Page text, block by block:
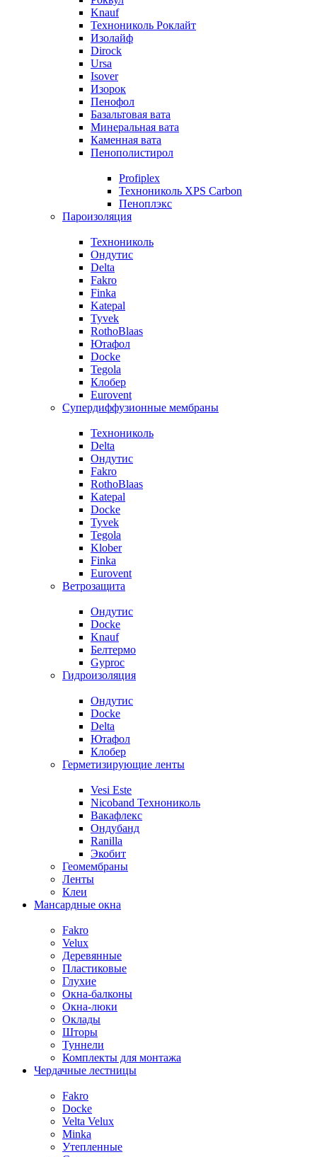
Knauf
Технониколь Роклайт
Изолайф
Dirock
Ursa
Isover
Изорок
Пенофол
Базальтовая вата
Минеральная вата
Каменная вата
Пенополистирол
Profiplex
Технониколь XPS Carbon
Пеноплэкс
Пароизоляция
Технониколь
Ондутис
Delta
Fakro
Finka
Katepal
Tyvek
RothoBlaas
Ютафол
Docke
Tegola
Клобер
Eurovent
Супердиффузионные мембраны
Технониколь
Delta
Ондутис
Fakro
RothoBlaas
Katepal
Docke
Tyvek
Tegola
Klober
Finka
Eurovent
Ветрозащита
Ондутис
Docke
Knauf
Белтермо
Gyproc
Гидроизоляция
Ондутис
Docke
Delta
Ютафол
Клобер
Герметизирующие ленты
Vesi Este
Nicoband Технониколь
Вакафлекс
Ондубанд
Ranilla
Экобит
Геомембраны
Ленты
Клеи
Мансардные окна
Fakro
Velux
Деревянные
Пластиковые
Глухие
Окна-балконы
Окна-люки
Оклады
Шторы
Туннели
Комплекты для монтажа
Чердачные лестницы
Fakro
Docke
Velta Velux
Minka
Утепленные